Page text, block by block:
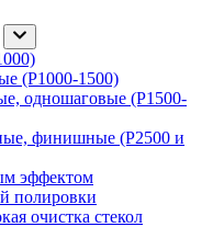
(P1000-1500)
одношаговые (P1500-
финишные (P2500 и
эффектом
полировки
очистка стекол